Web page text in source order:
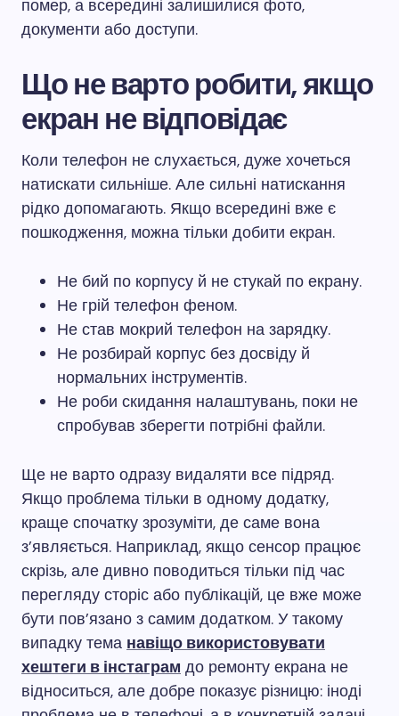
помер, а всередині залишилися фото,
документи або доступи.
Що не варто робити, якщо
екран не відповідає
Коли телефон не слухається, дуже хочеться
натискати сильніше. Але сильні натискання
рідко допомагають. Якщо всередині вже є
пошкодження, можна тільки добити екран.
Не бий по корпусу й не стукай по екрану.
Не грій телефон феном.
Не став мокрий телефон на зарядку.
Не розбирай корпус без досвіду й
нормальних інструментів.
Не роби скидання налаштувань, поки не
спробував зберегти потрібні файли.
Ще не варто одразу видаляти все підряд.
Якщо проблема тільки в одному додатку,
краще спочатку зрозуміти, де саме вона
з’являється. Наприклад, якщо сенсор працює
скрізь, але дивно поводиться тільки під час
перегляду сторіс або публікацій, це вже може
бути пов’язано з самим додатком. У такому
випадку тема навіщо використовувати
хештеги в інстаграм до ремонту екрана не
відноситься, але добре показує різницю: іноді